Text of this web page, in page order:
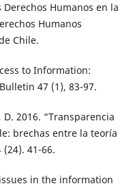
Humanos en la
Humanos
Chile.
to Information:
47 (1), 83-97.
2016. “Transparencia
brechas entre la teoría
41-66.
in the information